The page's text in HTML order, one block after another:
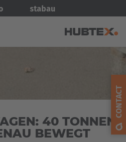
stabau
40 TONNEN
BEWEGT
CONTACT